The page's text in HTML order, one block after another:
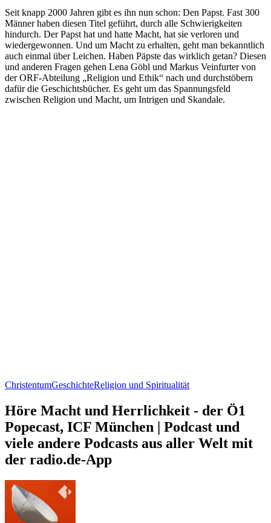
Seit knapp 2000 Jahren gibt es ihn nun schon: Den Papst. Fast 300
Männer haben diesen Titel geführt, durch alle Schwierigkeiten
hindurch. Der Papst hat und hatte Macht, hat sie verloren und
wiedergewonnen. Und um Macht zu erhalten, geht man bekanntlich
auch einmal über Leichen. Haben Päpste das wirklich getan? Diesen
und anderen Fragen gehen Lena Göbl und Markus Veinfurter von
der ORF-Abteilung „Religion und Ethik“ nach und durchstöbern
dafür die Geschichtsbücher. Es geht um das Spannungsfeld
zwischen Religion und Macht, um Intrigen und Skandale.
ChristentumGeschichteReligion und Spiritualität
Höre Macht und Herrlichkeit - der Ö1
Popecast, ICF München | Podcast und
viele andere Podcasts aus aller Welt mit
der radio.de-App